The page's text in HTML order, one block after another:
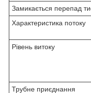
Замикається перепад
Характеристика потоку
Рівень витоку
Трубне приєднання